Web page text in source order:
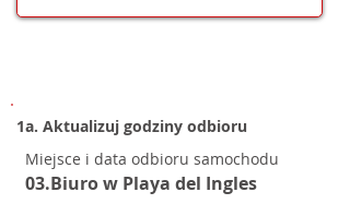
1a. Aktualizuj godziny odbioru
Miejsce i data odbioru samochodu
03.Biuro w Playa del Ingles